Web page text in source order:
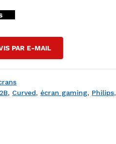
x2 — YouShop DZ
PAR E-MAIL
, Curved, écran gaming, Philips,